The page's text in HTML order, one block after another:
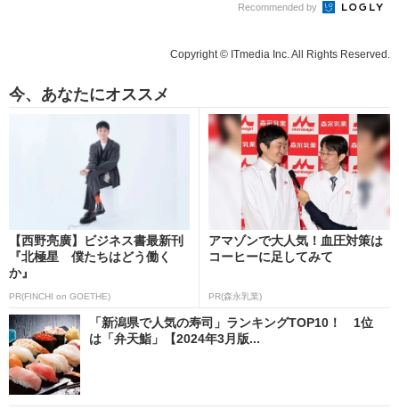
Recommended by
Copyright © ITmedia Inc. All Rights Reserved.
今、あなたにオススメ
【西野亮廣】ビジネス書最新刊
『北極星 僕たちはどう働く
か』
PR(FINCHI on GOETHE)
アマゾンで大人気！血圧対策は
コーヒーに足してみて
PR(森永乳業)
「新潟県で人気の寿司」ランキングTOP10！ 1位
は「弁天鮨」【2024年3月版...